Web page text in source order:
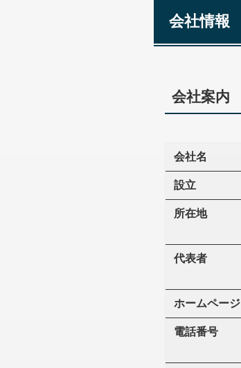
会社情報
会社案内
会社名
設立
所在地
代表者
ホームページ
電話番号